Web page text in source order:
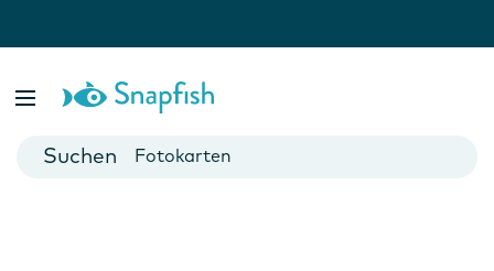
Foto Poster
Fotokarten